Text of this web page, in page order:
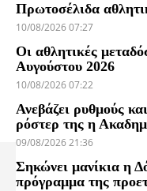
Πρωτοσέλιδα
10/08/2026 07:27
Οι αθλητικές
Αυγούστου 2026
10/08/2026 07:22
Ανεβάζει ρυθμούς
ρόστερ της η
09/08/2026 21:36
Σηκώνει μανίκια η
πρόγραμμα της